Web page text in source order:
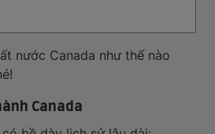
nước Canada như thế nào
Canada